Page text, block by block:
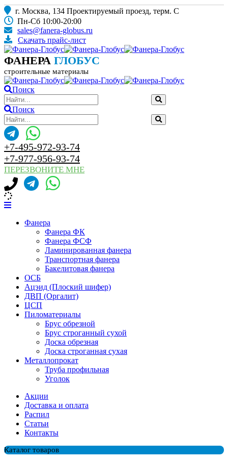
г. Москва, 134 Проектируемый проезд, терм. С
Пн-Сб 10:00-20:00
sales@fanera-globus.ru
Скачать прайс-лист
ФАНЕРА ГЛОБУС
строительные материалы
Поиск
Поиск
+7-495-972-93-74
+7-977-956-93-74
ПЕРЕЗВОНИТЕ МНЕ
Фанера
Фанера ФК
Фанера ФСФ
Ламинированная фанера
Транспортная фанера
Бакелитовая фанера
ОСБ
Ацэид (Плоский шифер)
ДВП (Оргалит)
ЦСП
Пиломатериалы
Брус обрезной
Брус строганный сухой
Доска обрезная
Доска строганная сухая
Металлопрокат
Труба профильная
Уголок
Акции
Доставка и оплата
Распил
Cтатьи
Контакты
Каталог товаров